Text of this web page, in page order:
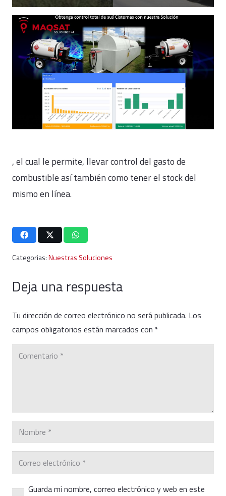
, el cual le permite, llevar control del gasto de
combustible así también como tener el stock del
mismo en línea.
Categorias:Nuestras Soluciones
Deja una respuesta
Tu dirección de correo electrónico no será publicada. Los
campos obligatorios están marcados con *
Guarda mi nombre, correo electrónico y web en este